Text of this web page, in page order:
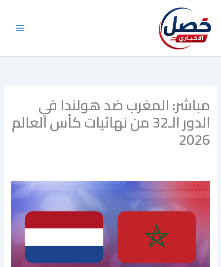
المحتوى
مباشر: المغرب ضد هولندا في
الدور الـ32 من نهائيات كأس العالم
2026